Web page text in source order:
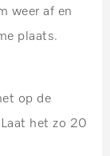
weer af en
plaats.
op de
het zo 20